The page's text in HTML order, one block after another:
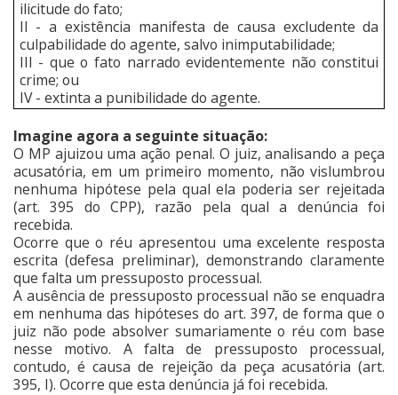
ilicitude do fato;
II - a existência manifesta de causa excludente da
culpabilidade do agente, salvo inimputabilidade;
III - que o fato narrado evidentemente não constitui
crime; ou
IV - extinta a punibilidade do agente.
Imagine agora a seguinte situação:
O MP ajuizou uma ação penal. O juiz, analisando a peça
acusatória, em um primeiro momento, não vislumbrou
nenhuma hipótese pela qual ela poderia ser rejeitada
(art. 395 do CPP), razão pela qual a denúncia foi
recebida.
Ocorre que o réu apresentou uma excelente resposta
escrita (defesa preliminar), demonstrando claramente
que falta um pressuposto processual.
A ausência de pressuposto processual não se enquadra
em nenhuma das hipóteses do art. 397, de forma que o
juiz não pode absolver sumariamente o réu com base
nesse motivo. A falta de pressuposto processual,
contudo, é causa de rejeição da peça acusatória (art.
395, I). Ocorre que esta denúncia já foi recebida.